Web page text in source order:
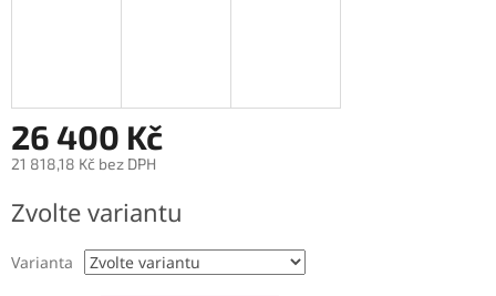
26 400 Kč
21 818,18 Kč bez DPH
cena:
Zvolte variantu
Varianta